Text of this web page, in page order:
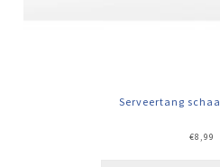
Serveertang
€8,99